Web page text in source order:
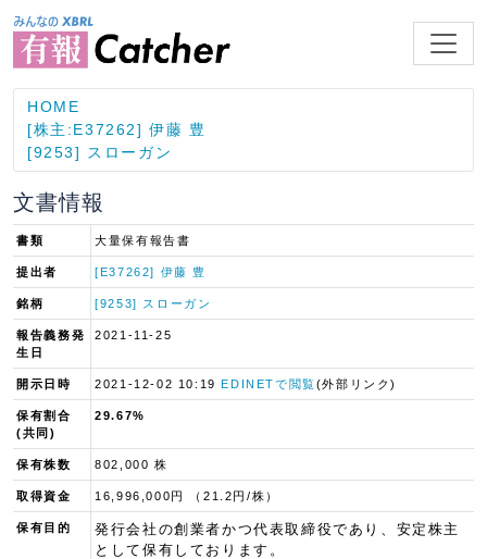
HOME
[株主:E37262] 伊藤 豊
[9253] スローガン
文書情報
書類 大量保有報告書
提出者 [E37262] 伊藤 豊
銘柄 [9253] スローガン
報告義務発
生日
2021-11-25
開示日時 2021-12-02 10:19EDINETで閲覧(外部リンク)
保有割合
(共同)
29.67%
保有株数 802,000 株
取得資金 16,996,000円 （21.2円/株）
保有目的
発行会社の創業者かつ代表取締役であり、安定株主
として保有しております。